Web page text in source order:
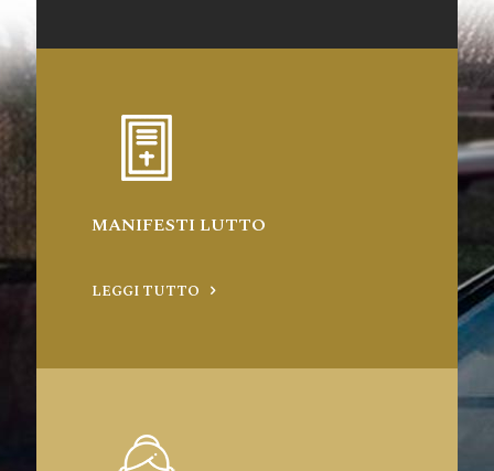
MANIFESTI LUTTO
LEGGI TUTTO